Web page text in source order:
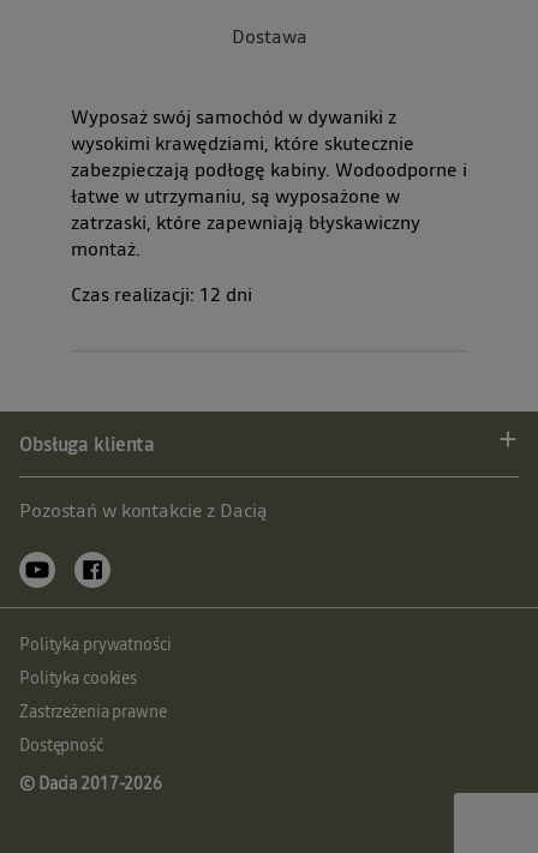
Dostawa
Wyposaż swój samochód w dywaniki z
wysokimi krawędziami, które skutecznie
zabezpieczają podłogę kabiny. Wodoodporne i
łatwe w utrzymaniu, są wyposażone w
zatrzaski, które zapewniają błyskawiczny
montaż.
Czas realizacji: 12 dni
Obsługa klienta
Pozostań w kontakcie z Dacią
Polityka prywatności
Polityka cookies
Zastrzeżenia prawne
Dostępność
© Dacia 2017-2026